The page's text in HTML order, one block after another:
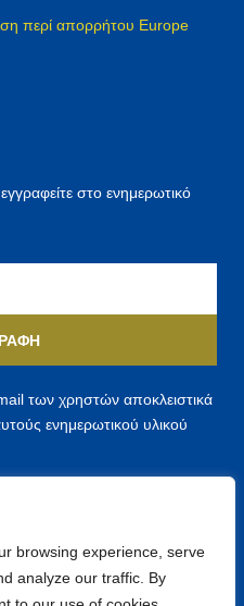
browsing experience, serve
analyze our traffic. By
περί απορρήτου Europe
στο ενημερωτικό
των χρηστών αποκλειστικά
ενημερωτικού υλικού
T
Y